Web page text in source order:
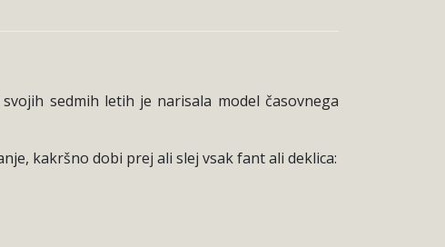
sedmih letih je narisala model časovnega
kakršno dobi prej ali slej vsak fant ali deklica: